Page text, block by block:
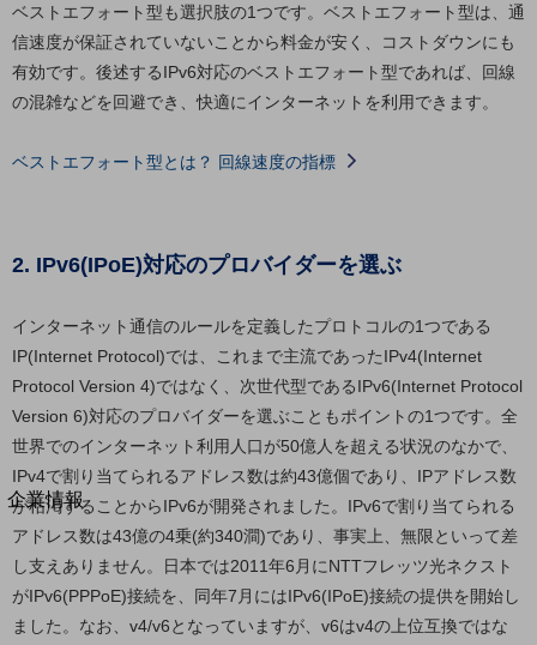
地域産業
その他の業界はこちら
ゲーム感覚で見つける
NTTドコモビジネス
相談・申し込みができるバーチャルショップ
法人向けモバイルトップ
サービス・商品を探す
新規会員登録/ログインはこちら
100回線以上のお問い合わせ・お見積りはこちら
別ウィンドウで開きます
企業情報
企業情報TOP
会社案内
会社案内TOP
組織
ベストエフォート型も選択肢の1つです。ベストエフォート型は、通
信速度が保証されていないことから料金が安く、コストダウンにも
有効です。後述するIPv6対応のベストエフォート型であれば、回線
の混雑などを回避でき、快適にインターネットを利用できます。
ベストエフォート型とは？ 回線速度の指標
2. IPv6(IPoE)対応のプロバイダーを選ぶ
インターネット通信のルールを定義したプロトコルの1つである
IP(Internet Protocol)では、これまで主流であったIPv4(Internet
Protocol Version 4)ではなく、次世代型であるIPv6(Internet Protocol
Version 6)対応のプロバイダーを選ぶこともポイントの1つです。全
世界でのインターネット利用人口が50億人を超える状況のなかで、
IPv4で割り当てられるアドレス数は約43億個であり、IPアドレス数
が枯渇することからIPv6が開発されました。IPv6で割り当てられる
アドレス数は43億の4乗(約340澗)であり、事実上、無限といって差
し支えありません。日本では2011年6月にNTTフレッツ光ネクスト
がIPv6(PPPoE)接続を、同年7月にはIPv6(IPoE)接続の提供を開始し
ました。なお、v4/v6となっていますが、v6はv4の上位互換ではな